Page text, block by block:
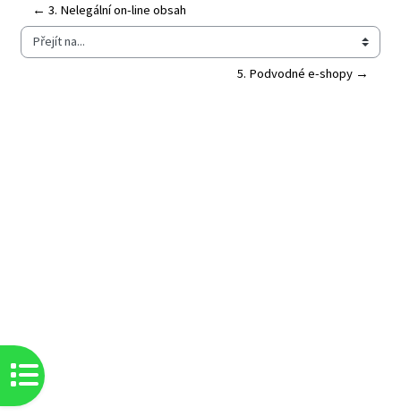
Otevřít indexu kurzu
← 3. Nelegální on-line obsah
Přejít na...
5. Podvodné e-shopy →